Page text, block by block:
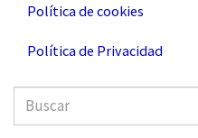
Política de cookies
Política de Privacidad